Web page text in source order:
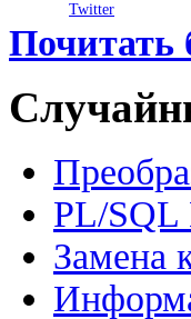
Twitter
Почитать
PL/SQL
Замена